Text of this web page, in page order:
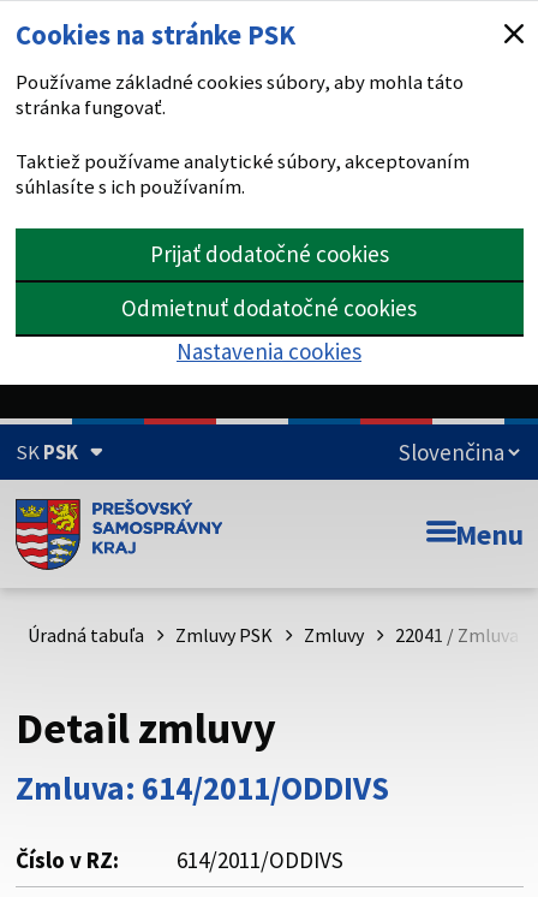
Cookies na stránke PSK
Používame základné cookies súbory, aby mohla táto
stránka fungovať.
Taktiež používame analytické súbory, akceptovaním
súhlasíte s ich používaním.
Prijať dodatočné cookies
Odmietnuť dodatočné cookies
Nastavenia cookies
SKPSK
Doména psk.sk je oficiálna
Toto je oficiálna webová stránka Prešovského
psk.sk.
Buďte pozorní a vždy sa uistite, že zdieľate informácie iba
cez zabezpečenú webovú stránku. Zabezpečená stránka
vždy začína https:// pred názvom domény webového sídla.
Menu
Úradná tabuľa Zmluvy PSK Zmluvy 22041 / Zmluva
Detail zmluvy
Zmluva: 614/2011/ODDIVS
Číslo v RZ:
614/2011/ODDIVS